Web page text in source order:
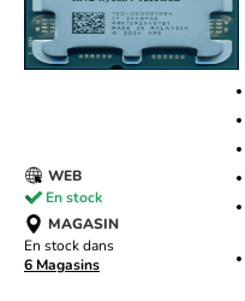
WEB
En stock
MAGASIN
En stock dans
6 Magasins